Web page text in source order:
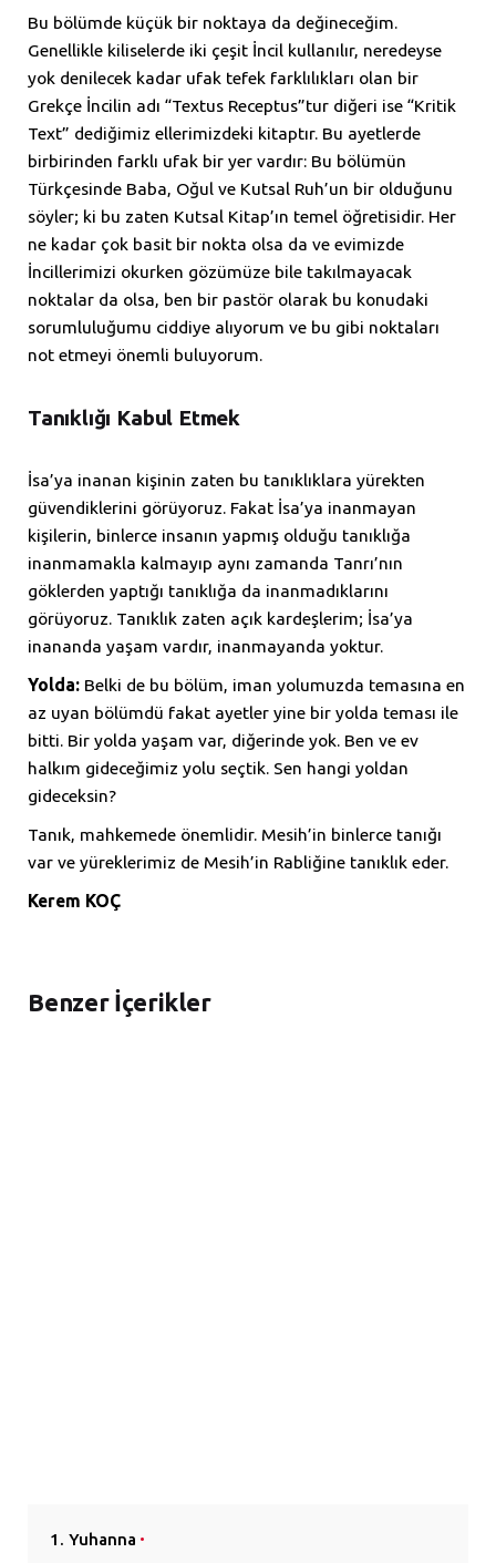
Bu bölümde küçük bir noktaya da değineceğim.
Genellikle kiliselerde iki çeşit İncil kullanılır, neredeyse
yok denilecek kadar ufak tefek farklılıkları olan bir
Grekçe İncilin adı “Textus Receptus”tur diğeri ise “Kritik
Text” dediğimiz ellerimizdeki kitaptır. Bu ayetlerde
birbirinden farklı ufak bir yer vardır: Bu bölümün
Türkçesinde Baba, Oğul ve Kutsal Ruh’un bir olduğunu
söyler; ki bu zaten Kutsal Kitap’ın temel öğretisidir. Her
ne kadar çok basit bir nokta olsa da ve evimizde
İncillerimizi okurken gözümüze bile takılmayacak
noktalar da olsa, ben bir pastör olarak bu konudaki
sorumluluğumu ciddiye alıyorum ve bu gibi noktaları
not etmeyi önemli buluyorum.
Tanıklığı Kabul Etmek
İsa’ya inanan kişinin zaten bu tanıklıklara yürekten
güvendiklerini görüyoruz. Fakat İsa’ya inanmayan
kişilerin, binlerce insanın yapmış olduğu tanıklığa
inanmamakla kalmayıp aynı zamanda Tanrı’nın
göklerden yaptığı tanıklığa da inanmadıklarını
görüyoruz. Tanıklık zaten açık kardeşlerim; İsa’ya
inananda yaşam vardır, inanmayanda yoktur.
Yolda: Belki de bu bölüm, iman yolumuzda temasına en
az uyan bölümdü fakat ayetler yine bir yolda teması ile
bitti. Bir yolda yaşam var, diğerinde yok. Ben ve ev
halkım gideceğimiz yolu seçtik. Sen hangi yoldan
gideceksin?
Tanık, mahkemede önemlidir. Mesih’in binlerce tanığı
var ve yüreklerimiz de Mesih’in Rabliğine tanıklık eder.
Kerem KOÇ
Benzer İçerikler
1. Yuhanna